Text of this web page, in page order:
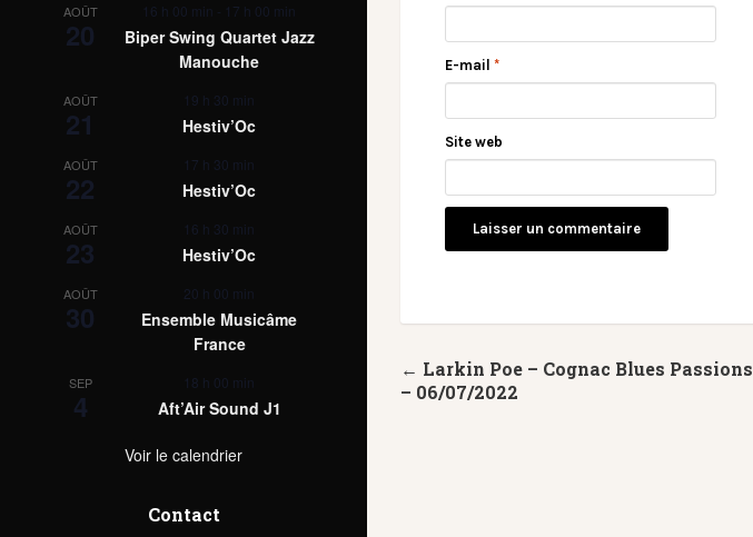
AOÛT
20
16 h 00 min - 17 h 00 min
Biper Swing Quartet Jazz
Manouche
AOÛT
21
19 h 30 min
Hestiv’Oc
AOÛT
22
17 h 30 min
Hestiv’Oc
AOÛT
23
16 h 30 min
Hestiv’Oc
AOÛT
30
20 h 00 min
Ensemble Musicâme
France
SEP
4
18 h 00 min
Aft’Air Sound J1
Voir le calendrier
Contact
E-mail *
Site web
← Larkin Poe – Cognac Blues Passions
– 06/07/2022